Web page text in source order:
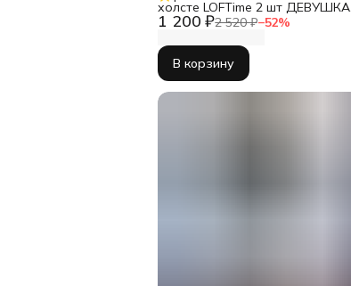
1 200 ₽2 520 ₽−52%
холсте LOFTime 2 шт ДЕВУШКА
АБСТРАКЦИЯ СЕР ЗОЛ 3 30Х40
Ч-556-3040
В корзину